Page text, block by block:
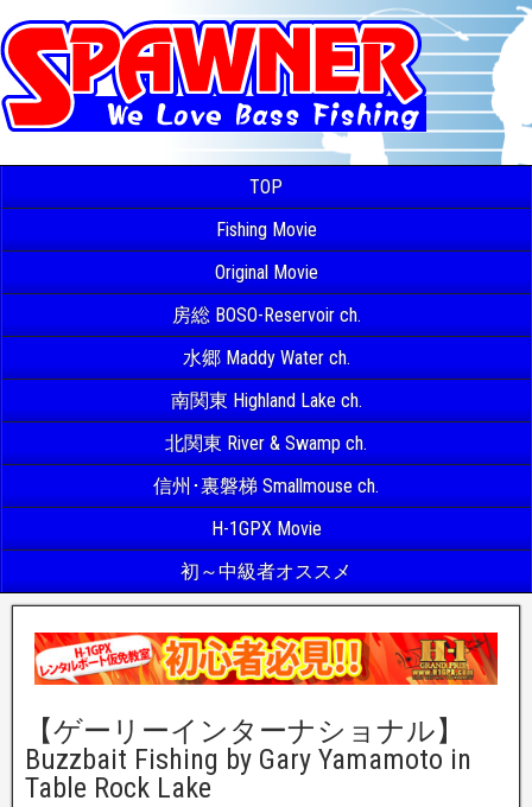
TOP
Fishing Movie
Original Movie
房総 BOSO-Reservoir ch.
水郷 Maddy Water ch.
南関東 Highland Lake ch.
北関東 River & Swamp ch.
信州･裏磐梯 Smallmouse ch.
H-1GPX Movie
初～中級者オススメ
【ゲーリーインターナショナル】
Buzzbait Fishing by Gary Yamamoto in
Table Rock Lake